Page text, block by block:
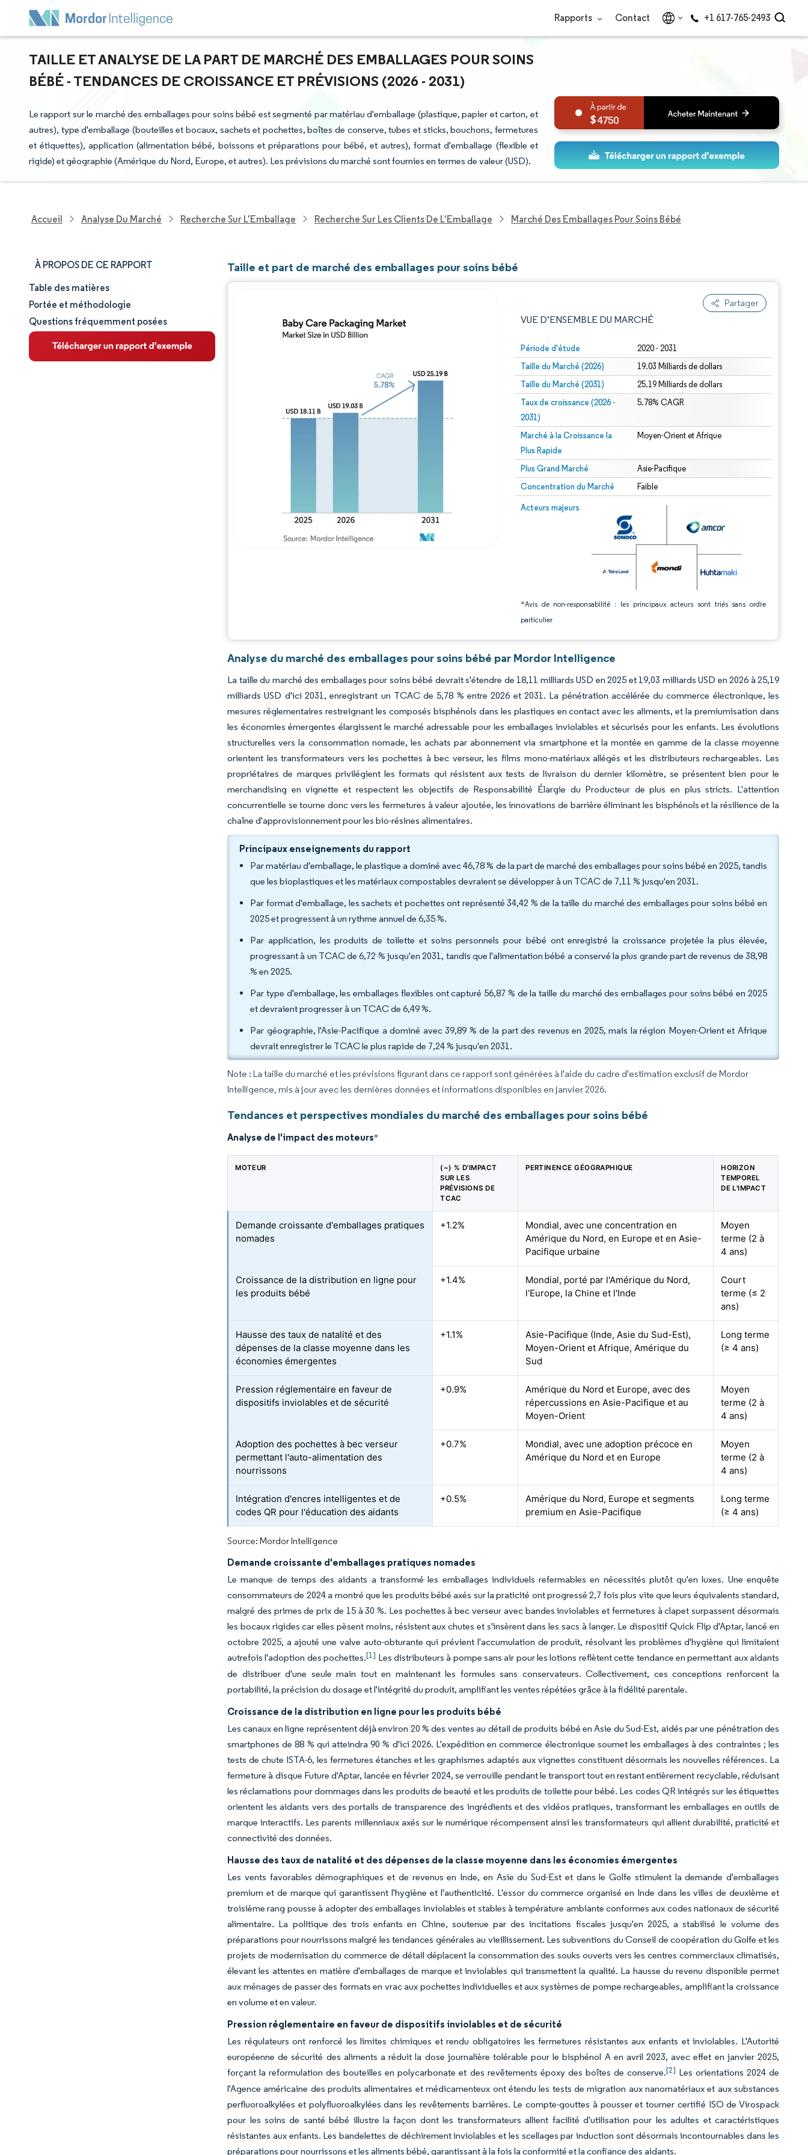
Rapports Contact +1 617-765-2493
TAILLE ET ANALYSE DE LA PART DE MARCHÉ DES EMBALLAGES POUR SOINS
BÉBÉ - TENDANCES DE CROISSANCE ET PRÉVISIONS (2026 - 2031)
Le rapport sur le marché des emballages pour soins bébé est segmenté par matériau d'emballage (plastique, papier et carton, et
autres), type d'emballage (bouteilles et bocaux, sachets et pochettes, boîtes de conserve, tubes et sticks, bouchons, fermetures
et étiquettes), application (alimentation bébé, boissons et préparations pour bébé, et autres), format d'emballage (flexible et
rigide) et géographie (Amérique du Nord, Europe, et autres). Les prévisions du marché sont fournies en termes de valeur (USD).
4750
Accueil Analyse Du Marché Recherche Sur L'Emballage Recherche Sur Les Clients De L'Emballage Marché Des Emballages Pour Soins Bébé
À PROPOS DE CE RAPPORT
Taille et part de marché
Analyse du marché
Tendances et perspectives
Table des matières
Portée et méthodologie
Questions fréquemment posées
Taille et part de marché des emballages pour soins bébé
Partager
VUE D’ENSEMBLE DU MARCHÉ
Période d'étude 2020 - 2031
Taille du Marché (2026) 19.03 Milliards de dollars
Taille du Marché (2031) 25.19 Milliards de dollars
Taux de croissance (2026 -
2031)
5.78% CAGR
Marché à la Croissance la
Plus Rapide
Moyen-Orient et Afrique
Plus Grand Marché Asie-Pacifique
Concentration du Marché Faible
Acteurs majeurs
*Avis de non-responsabilité : les principaux acteurs sont triés sans ordre
particulier
Image © Mordor Intelligence. La réutilisation nécessite une attribution sous CC BY 4.0.
Image © Mordor Intelligence. La réutilisation nécessite une attribution sous CC BY 4.0.
Analyse du marché des emballages pour soins bébé par Mordor Intelligence
La taille du marché des emballages pour soins bébé devrait s'étendre de 18,11 milliards USD en 2025 et 19,03 milliards USD en 2026 à 25,19
milliards USD d'ici 2031, enregistrant un TCAC de 5,78 % entre 2026 et 2031. La pénétration accélérée du commerce électronique, les
mesures réglementaires restreignant les composés bisphénols dans les plastiques en contact avec les aliments, et la premiumisation dans
les économies émergentes élargissent le marché adressable pour les emballages inviolables et sécurisés pour les enfants. Les évolutions
structurelles vers la consommation nomade, les achats par abonnement via smartphone et la montée en gamme de la classe moyenne
orientent les transformateurs vers les pochettes à bec verseur, les films mono-matériaux allégés et les distributeurs rechargeables. Les
propriétaires de marques privilégient les formats qui résistent aux tests de livraison du dernier kilomètre, se présentent bien pour le
merchandising en vignette et respectent les objectifs de Responsabilité Élargie du Producteur de plus en plus stricts. L'attention
concurrentielle se tourne donc vers les fermetures à valeur ajoutée, les innovations de barrière éliminant les bisphénols et la résilience de la
chaîne d'approvisionnement pour les bio-résines alimentaires.
Principaux enseignements du rapport
Par matériau d'emballage, le plastique a dominé avec 46,78 % de la part de marché des emballages pour soins bébé en 2025, tandis
que les bioplastiques et les matériaux compostables devraient se développer à un TCAC de 7,11 % jusqu'en 2031.
Par format d'emballage, les sachets et pochettes ont représenté 34,42 % de la taille du marché des emballages pour soins bébé en
2025 et progressent à un rythme annuel de 6,35 %.
Par application, les produits de toilette et soins personnels pour bébé ont enregistré la croissance projetée la plus élevée,
progressant à un TCAC de 6,72 % jusqu'en 2031, tandis que l'alimentation bébé a conservé la plus grande part de revenus de 38,98
% en 2025.
Par type d'emballage, les emballages flexibles ont capturé 56,87 % de la taille du marché des emballages pour soins bébé en 2025
et devraient progresser à un TCAC de 6,49 %.
Par géographie, l'Asie-Pacifique a dominé avec 39,89 % de la part des revenus en 2025, mais la région Moyen-Orient et Afrique
devrait enregistrer le TCAC le plus rapide de 7,24 % jusqu'en 2031.
Note : La taille du marché et les prévisions figurant dans ce rapport sont générées à l'aide du cadre d'estimation exclusif de Mordor
Intelligence, mis à jour avec les dernières données et informations disponibles en janvier 2026.
Tendances et perspectives mondiales du marché des emballages pour soins bébé
Analyse de l'impact des moteurs*
MOTEUR
(~) % D'IMPACT
SUR LES
PRÉVISIONS DE
TCAC
PERTINENCE GÉOGRAPHIQUE
HORIZON
TEMPOREL
DE L'IMPACT
Demande croissante d'emballages pratiques
nomades
+1.2%
Mondial, avec une concentration en
Amérique du Nord, en Europe et en Asie-
Pacifique urbaine
Moyen
terme (2 à
4 ans)
Croissance de la distribution en ligne pour
les produits bébé
+1.4%
Mondial, porté par l'Amérique du Nord,
l'Europe, la Chine et l'Inde
Court
terme (≤ 2
ans)
Hausse des taux de natalité et des
dépenses de la classe moyenne dans les
économies émergentes
+1.1%
Asie-Pacifique (Inde, Asie du Sud-Est),
Moyen-Orient et Afrique, Amérique du
Sud
Long terme
(≥ 4 ans)
Pression réglementaire en faveur de
dispositifs inviolables et de sécurité
+0.9%
Amérique du Nord et Europe, avec des
répercussions en Asie-Pacifique et au
Moyen-Orient
Moyen
terme (2 à
4 ans)
Adoption des pochettes à bec verseur
permettant l'auto-alimentation des
nourrissons
+0.7%
Mondial, avec une adoption précoce en
Amérique du Nord et en Europe
Moyen
terme (2 à
4 ans)
Intégration d'encres intelligentes et de
codes QR pour l'éducation des aidants
+0.5%
Amérique du Nord, Europe et segments
premium en Asie-Pacifique
Long terme
(≥ 4 ans)
Source: Mordor Intelligence
Demande croissante d'emballages pratiques nomades
Le manque de temps des aidants a transformé les emballages individuels refermables en nécessités plutôt qu'en luxes. Une enquête
consommateurs de 2024 a montré que les produits bébé axés sur la praticité ont progressé 2,7 fois plus vite que leurs équivalents standard,
malgré des primes de prix de 15 à 30 %. Les pochettes à bec verseur avec bandes inviolables et fermetures à clapet surpassent désormais
les bocaux rigides car elles pèsent moins, résistent aux chutes et s'insèrent dans les sacs à langer. Le dispositif Quick Flip d'Aptar, lancé en
octobre 2025, a ajouté une valve auto-obturante qui prévient l'accumulation de produit, résolvant les problèmes d'hygiène qui limitaient
autrefois l'adoption des pochettes.[1] Les distributeurs à pompe sans air pour les lotions reflètent cette tendance en permettant aux aidants
de distribuer d'une seule main tout en maintenant les formules sans conservateurs. Collectivement, ces conceptions renforcent la
portabilité, la précision du dosage et l'intégrité du produit, amplifiant les ventes répétées grâce à la fidélité parentale.
Croissance de la distribution en ligne pour les produits bébé
Les canaux en ligne représentent déjà environ 20 % des ventes au détail de produits bébé en Asie du Sud-Est, aidés par une pénétration des
smartphones de 88 % qui atteindra 90 % d'ici 2026. L'expédition en commerce électronique soumet les emballages à des contraintes ; les
tests de chute ISTA-6, les fermetures étanches et les graphismes adaptés aux vignettes constituent désormais les nouvelles références. La
fermeture à disque Future d'Aptar, lancée en février 2024, se verrouille pendant le transport tout en restant entièrement recyclable, réduisant
les réclamations pour dommages dans les produits de beauté et les produits de toilette pour bébé. Les codes QR intégrés sur les étiquettes
orientent les aidants vers des portails de transparence des ingrédients et des vidéos pratiques, transformant les emballages en outils de
marque interactifs. Les parents millenniaux axés sur le numérique récompensent ainsi les transformateurs qui allient durabilité, praticité et
connectivité des données.
Hausse des taux de natalité et des dépenses de la classe moyenne dans les économies émergentes
Les vents favorables démographiques et de revenus en Inde, en Asie du Sud-Est et dans le Golfe stimulent la demande d'emballages
premium et de marque qui garantissent l'hygiène et l'authenticité. L'essor du commerce organisé en Inde dans les villes de deuxième et
troisième rang pousse à adopter des emballages inviolables et stables à température ambiante conformes aux codes nationaux de sécurité
alimentaire. La politique des trois enfants en Chine, soutenue par des incitations fiscales jusqu'en 2025, a stabilisé le volume des
préparations pour nourrissons malgré les tendances générales au vieillissement. Les subventions du Conseil de coopération du Golfe et les
projets de modernisation du commerce de détail déplacent la consommation des souks ouverts vers les centres commerciaux climatisés,
élevant les attentes en matière d'emballages de marque et inviolables qui transmettent la qualité. La hausse du revenu disponible permet
aux ménages de passer des formats en vrac aux pochettes individuelles et aux systèmes de pompe rechargeables, amplifiant la croissance
en volume et en valeur.
Pression réglementaire en faveur de dispositifs inviolables et de sécurité
Les régulateurs ont renforcé les limites chimiques et rendu obligatoires les fermetures résistantes aux enfants et inviolables. L'Autorité
européenne de sécurité des aliments a réduit la dose journalière tolérable pour le bisphénol A en avril 2023, avec effet en janvier 2025,
forçant la reformulation des bouteilles en polycarbonate et des revêtements époxy des boîtes de conserve.[2] Les orientations 2024 de
l'Agence américaine des produits alimentaires et médicamenteux ont étendu les tests de migration aux nanomatériaux et aux substances
perfluoroalkylées et polyfluoroalkylées dans les revêtements barrières. Le compte-gouttes à pousser et tourner certifié ISO de Virospack
pour les soins de santé bébé illustre la façon dont les transformateurs allient facilité d'utilisation pour les adultes et caractéristiques
résistantes aux enfants. Les bandelettes de déchirement inviolables et les scellages par induction sont désormais incontournables dans les
préparations pour nourrissons et les aliments bébé, garantissant à la fois la conformité et la confiance des aidants.